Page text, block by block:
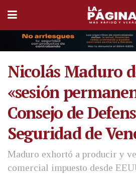
Nicolás Maduro
«sesión
Consejo de
Seguridad de
Maduro exhortó a producir y
comercial impuesto desde